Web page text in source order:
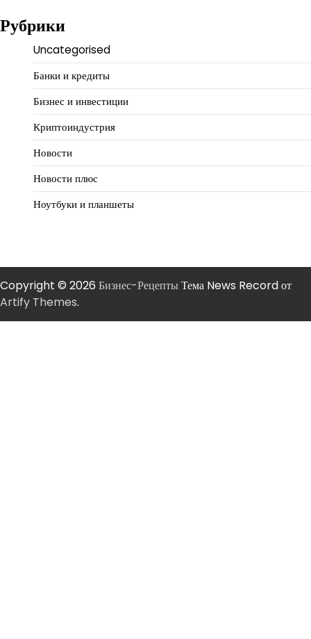
Рубрики
Uncategorised
Банки и кредиты
Бизнес и инвестиции
Криптоиндустрия
Новости
Новости плюс
Ноутбуки и планшеты
Copyright © 2026 Бизнес-РецептыТема News Record от
Artify Themes.